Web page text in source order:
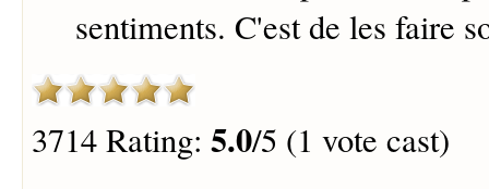
sentiments. C'est de les faire
3714 Rating: 5.0/5 (1 vote cast)